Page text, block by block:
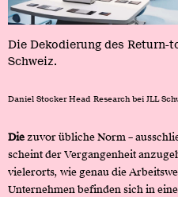
Die Dekodierung des Return-
Schweiz.
Daniel Stocker Head Research bei JLL
Diezuvor übliche Norm –
scheint der Vergangenheit
vielerorts, wie genau die
Unternehmen befinden sich in